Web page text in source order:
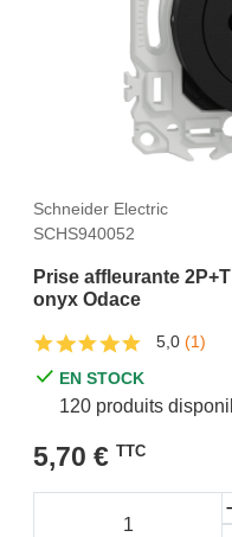
Schneider Electric
SCHS940052
Prise affleurante
onyx Odace
5,0 (1)
EN STOCK
120 produits
5,70 € TTC